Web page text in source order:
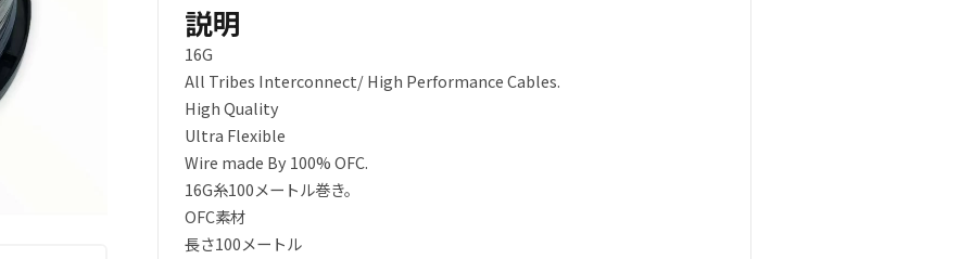
OFC
説明
16G
All Tribes Interconnect/ High Performance Cables.
High Quality
Ultra Flexible
Wire made By 100% OFC.
16G糸100メートル巻き。
OFC素材
長さ100メートル